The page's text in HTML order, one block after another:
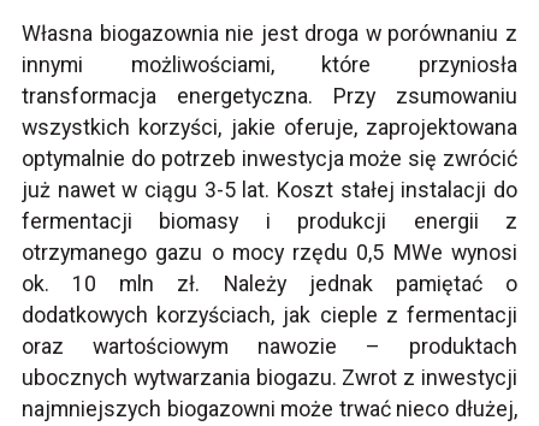
Własna biogazownia nie jest droga w porównaniu z
innymi możliwościami, które przyniosła
transformacja energetyczna. Przy zsumowaniu
wszystkich korzyści, jakie oferuje, zaprojektowana
optymalnie do potrzeb inwestycja może się zwrócić
już nawet w ciągu 3-5 lat. Koszt stałej instalacji do
fermentacji biomasy i produkcji energii z
otrzymanego gazu o mocy rzędu 0,5 MWe wynosi
ok. 10 mln zł. Należy jednak pamiętać o
dodatkowych korzyściach, jak cieple z fermentacji
oraz wartościowym nawozie – produktach
ubocznych wytwarzania biogazu. Zwrot z inwestycji
najmniejszych biogazowni może trwać nieco dłużej,